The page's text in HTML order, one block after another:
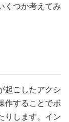
くつか考えてみ
起こしたアクシ
作することでボ
りします。イン